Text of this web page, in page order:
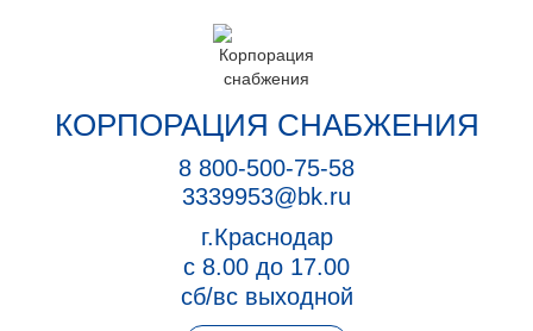
КОРПОРАЦИЯ СНАБЖЕНИЯ
8 800-500-75-58
3339953@bk.ru
г.Краснодар
с 8.00 до 17.00
сб/вс выходной